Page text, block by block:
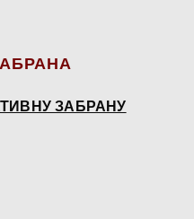
ЗАБРАНУ